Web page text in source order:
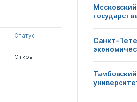
Статус
Открыт
Санкт-